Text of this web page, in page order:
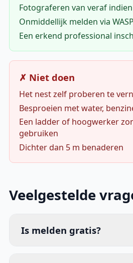
Fotograferen van veraf
Onmiddellijk melden via
Een erkend professional
✗ Niet doen
Het nest zelf proberen te
Besproeien met water,
Een ladder of hoogwerker
gebruiken
Dichter dan 5 m benaderen
Veelgestelde
Is melden gratis?